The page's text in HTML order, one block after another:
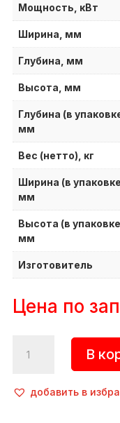
Мощность, кВт
Ширина, мм
Глубина, мм
Высота, мм
Глубина (в
мм
Вес (нетто), кг
Ширина (в
мм
Высота (в
мм
Изготовитель
Цена по
товара
Льдогенератор,
HKN-
В
добавить в